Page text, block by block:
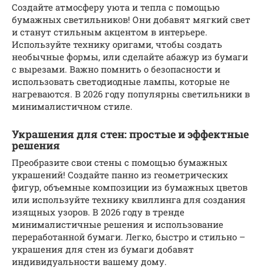
Создайте атмосферу уюта и тепла с помощью
бумажных светильников! Они добавят мягкий свет
и станут стильным акцентом в интерьере.
Используйте технику оригами, чтобы создать
необычные формы, или сделайте абажур из бумаги
с вырезами. Важно помнить о безопасности и
использовать светодиодные лампы, которые не
нагреваются. В 2026 году популярны светильники в
минималистичном стиле.
Украшения для стен: простые и эффектные
решения
Преобразите свои стены с помощью бумажных
украшений! Создайте панно из геометрических
фигур, объемные композиции из бумажных цветов
или используйте технику квиллинга для создания
изящных узоров. В 2026 году в тренде
минималистичные решения и использование
переработанной бумаги. Легко, быстро и стильно –
украшения для стен из бумаги добавят
индивидуальности вашему дому.